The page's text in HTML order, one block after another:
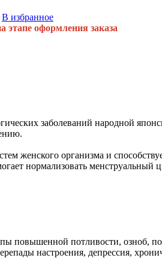
В избранное
этапе оформления заказа
заболеваний народной
женского организма и
нормализовать менструальный
повышенной потливости, озноб,
настроения, депрессия,